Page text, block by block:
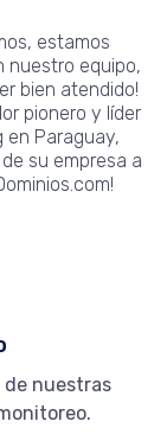
estamos
nuestro equipo,
bien atendido!
pionero y líder
en Paraguay,
su empresa a
de nuestras